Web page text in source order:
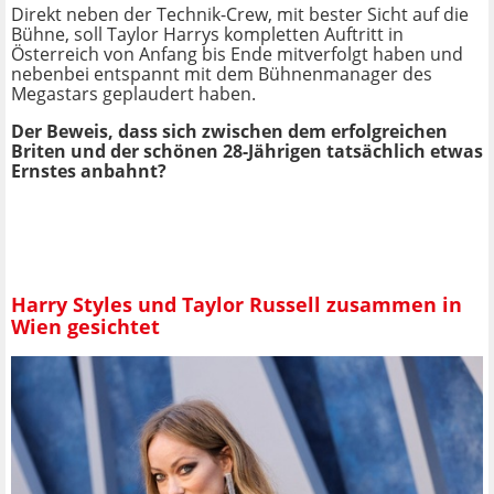
Direkt neben der Technik-Crew, mit bester Sicht auf die
Bühne, soll Taylor Harrys kompletten Auftritt in
Österreich von Anfang bis Ende mitverfolgt haben und
nebenbei entspannt mit dem Bühnenmanager des
Megastars geplaudert haben.
Der Beweis, dass sich zwischen dem erfolgreichen
Briten und der schönen 28-Jährigen tatsächlich etwas
Ernstes anbahnt?
Harry Styles und Taylor Russell zusammen in
Wien gesichtet